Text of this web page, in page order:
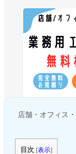
店舗・オフィス
目次 [表示]